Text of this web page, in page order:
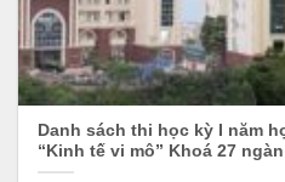
Danh sách thi học kỳ I năm
“Kinh tế vi mô” Khoá 27